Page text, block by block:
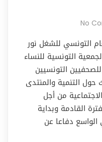
No
التونسي للشغل نور
التونسية للنساء
التونسيين
حول التنمية والمنتدى
من أجل
القادمة وبداية
الواسع دفاعا عن